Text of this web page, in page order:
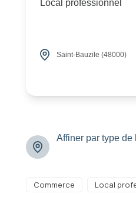
Local professionnel
Saint-Bauzile (48000)
Affiner par type de
Commerce Local